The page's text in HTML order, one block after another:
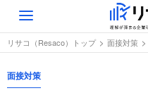
Toggle
navigation
リサコ（Resaco）トップ 面接対策
面接対策